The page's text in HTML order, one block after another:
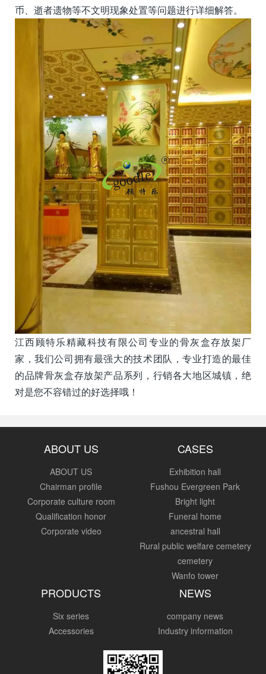
币、逝者遗物等不文明现象处置等问题进行详细解答。
江西顾特乐精藏科技有限公司专业的骨灰盒存放架厂
家，我们公司拥有最强大的技术团队，专业打造的最佳
的品牌骨灰盒存放架产品系列，行销各大地区城镇，绝
对是您不容错过的好选择哦！
ABOUT US
ABOUT US
Chairman profile
Corporate culture room
Qualification honor
Corporate video
CASES
Exhibition hall
Fushou Evergreen Park
Bright light
Funeral home
ancestral hall
Rural public welfare cemetery
cemetery
Wanfo tower
PRODUCTS
Six series
Accessories
NEWS
company news
Industry information